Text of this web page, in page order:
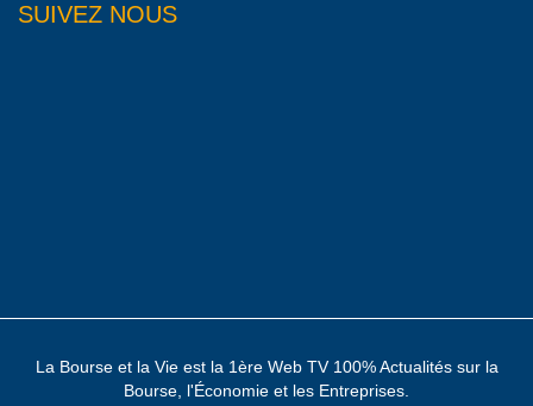
SUIVEZ NOUS
La Bourse et la Vie est la 1ère Web TV 100% Actualités sur la
Bourse, l'Économie et les Entreprises.